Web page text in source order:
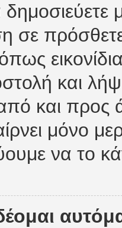
σε
και
και προς
μόνο
να το